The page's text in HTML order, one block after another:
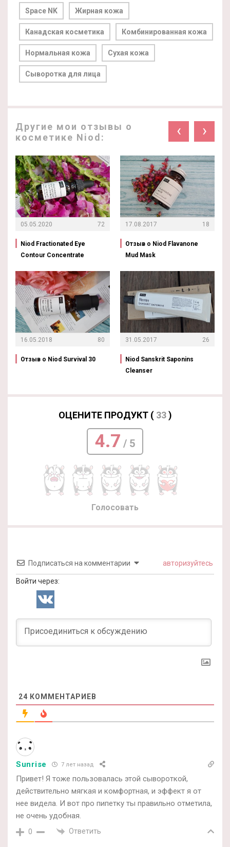
Space NK Жирная кожа
Канадская косметика Комбинированная кожа
Нормальная кожа Сухая кожа
Сыворотка для лица
Другие мои отзывы о
косметике Niod:
‹ ›
05.05.2020 72
Niod Fractionated Eye
Contour Concentrate
16.05.2018 80
Отзыв о Niod Survival 30
17.08.2017 18
Отзыв о Niod Flavanone
Mud Mask
31.05.2017 26
Niod Sanskrit Saponins
Cleanser
ОЦЕНИТЕ ПРОДУКТ ( 33)
4.7 / 5
Голосовать
Подписаться на комментарии авторизуйтесь
Войти через:
24 КОММЕНТАРИЕВ
Sunrise 7 лет назад
Привет! Я тоже пользовалась этой сывороткой,
действительно мягкая и комфортная, и эффект я от
нее видела. И вот про пипетку ты правильно отметила,
не очень удобная.
0 Ответить